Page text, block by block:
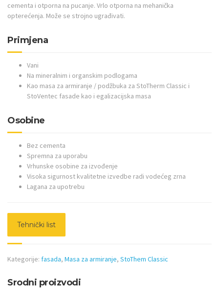
cementa i otporna na pucanje. Vrlo otporna na mehanička
opterećenja. Može se strojno ugrađivati.
Primjena
Vani
Na mineralnim i organskim podlogama
Kao masa za armiranje / podžbuka za StoTherm Classic i
StoVentec fasade kao i egalizacijska masa
Osobine
Bez cementa
Spremna za uporabu
Vrhunske osobine za izvođenje
Visoka sigurnost kvalitetne izvedbe radi vodećeg zrna
Lagana za upotrebu
Tehnički list
Kategorije: fasada, Masa za armiranje, StoThem Classic
Srodni proizvodi